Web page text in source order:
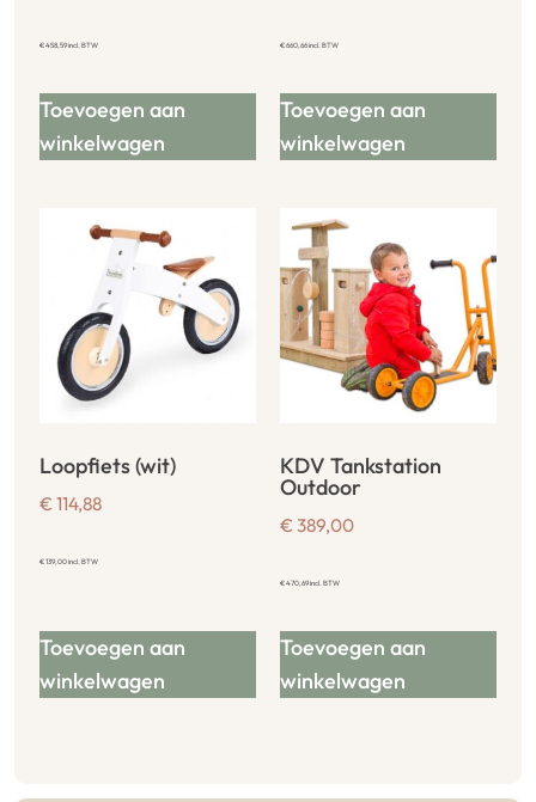
€458,59incl. BTW
Toevoegen aan
winkelwagen
€660,66incl. BTW
Toevoegen aan
winkelwagen
Loopfiets (wit)
€ 114,88
€139,00incl. BTW
Toevoegen aan
winkelwagen
KDV Tankstation
Outdoor
€ 389,00
€470,69incl. BTW
Toevoegen aan
winkelwagen